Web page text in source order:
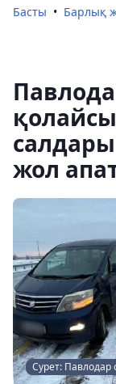
Басты Барлық
жол
Сурет: